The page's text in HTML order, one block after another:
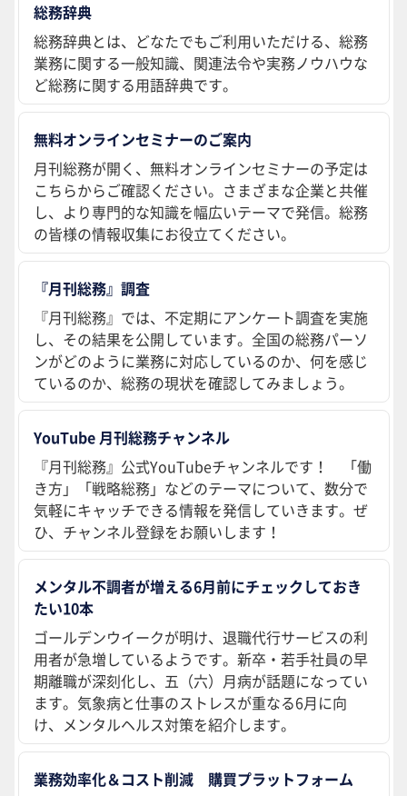
総務辞典
総務辞典とは、どなたでもご利用いただける、総務
業務に関する一般知識、関連法令や実務ノウハウな
ど総務に関する用語辞典です。
無料オンラインセミナーのご案内
月刊総務が開く、無料オンラインセミナーの予定は
こちらからご確認ください。さまざまな企業と共催
し、より専門的な知識を幅広いテーマで発信。総務
の皆様の情報収集にお役立てください。
『月刊総務』調査
『月刊総務』では、不定期にアンケート調査を実施
し、その結果を公開しています。全国の総務パーソ
ンがどのように業務に対応しているのか、何を感じ
ているのか、総務の現状を確認してみましょう。
YouTube 月刊総務チャンネル
『月刊総務』公式YouTubeチャンネルです！ 「働
き方」「戦略総務」などのテーマについて、数分で
気軽にキャッチできる情報を発信していきます。ぜ
ひ、チャンネル登録をお願いします！
メンタル不調者が増える6月前にチェックしておき
たい10本
ゴールデンウイークが明け、退職代行サービスの利
用者が急増しているようです。新卒・若手社員の早
期離職が深刻化し、五（六）月病が話題になってい
ます。気象病と仕事のストレスが重なる6月に向
け、メンタルヘルス対策を紹介します。
業務効率化＆コスト削減 購買プラットフォーム